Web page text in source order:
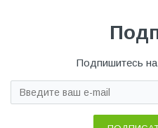
Подпишитесь